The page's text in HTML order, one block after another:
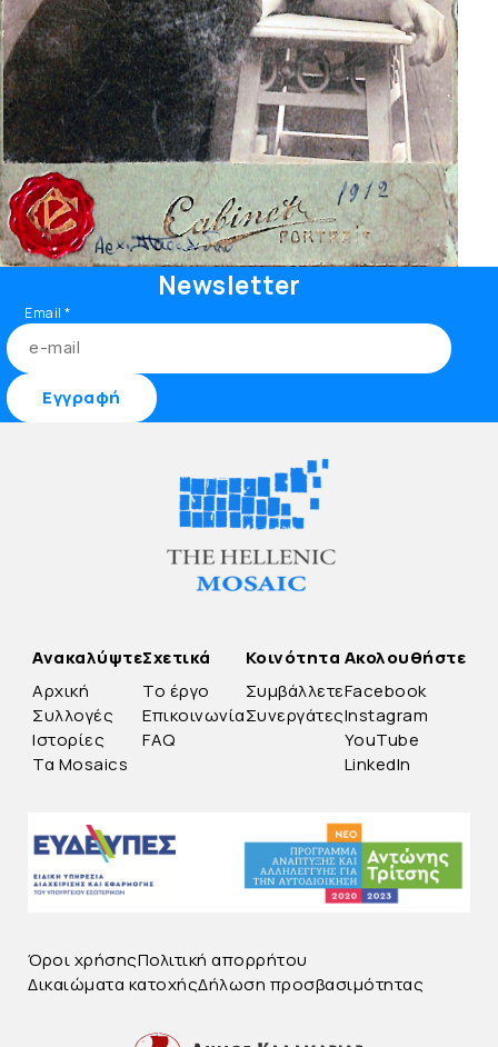
Newsletter
Email*
Ανακαλύψτε
Αρχική
Συλλογές
Ιστορίες
Τα Mosaics
Σχετικά
Το έργο
Επικοινωνία
FAQ
Κοινότητα
Συμβάλλετε
Συνεργάτες
Ακολουθήστε
Facebook
Instagram
YouTube
LinkedIn
Όροι χρήσηςΠολιτική απορρήτου
Δικαιώματα κατοχήςΔήλωση προσβασιμότητας